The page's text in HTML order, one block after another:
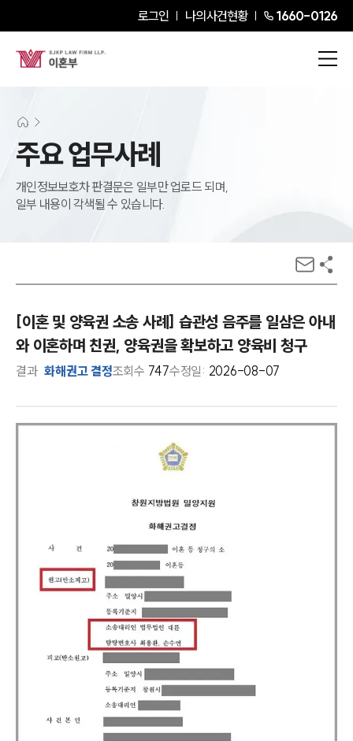
로그인 나의사건현황 1660-0126
주요 업무사례
개인정보보호차 판결문은 일부만 업로드 되며,
일부 내용이 각색될 수 있습니다.
[이혼 및 양육권 소송 사례] 습관성 음주를 일삼은 아내
와 이혼하며 친권, 양육권을 확보하고 양육비 청구
결과 화해권고 결정조회수 747수정일: 2026-08-07